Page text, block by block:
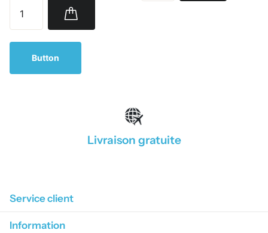
Button
Livraison gratuite
Service client
Information